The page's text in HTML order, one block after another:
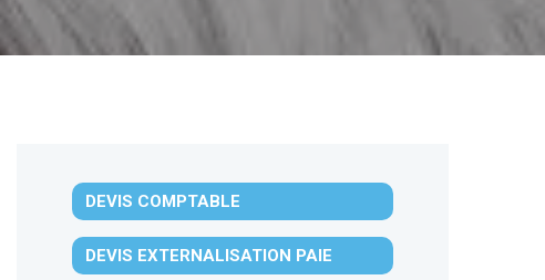
DEVIS COMPTABLE
DEVIS EXTERNALISATION PAIE